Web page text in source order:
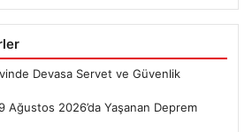
Devasa Servet ve Güvenlik
Ağustos 2026’da Yaşanan Deprem